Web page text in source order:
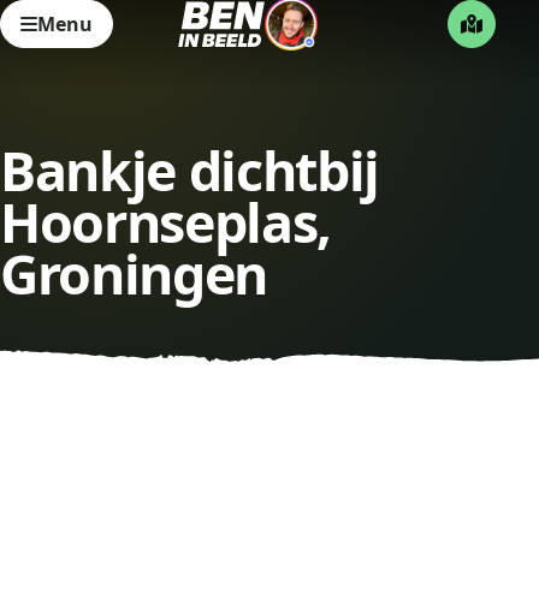
Menu
Bankje dichtbij
Hoornseplas,
Groningen